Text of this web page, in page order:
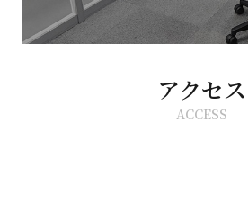
アクセス
ACCESS